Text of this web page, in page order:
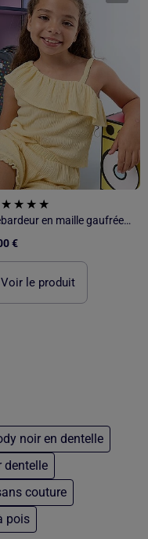
Débardeur en maille gaufrée avec col asymétrique
€
Voir le produit
noir en dentelle
dentelle
couture
pois